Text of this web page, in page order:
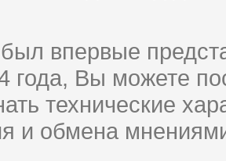
впервые
года, Вы можете
технические
и обмена